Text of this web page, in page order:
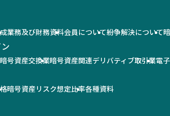
業務及び財務資料会員について紛争解決について
暗号資産交換業暗号資産関連デリバティブ取引業電
暗号資産リスク想定比率各種資料